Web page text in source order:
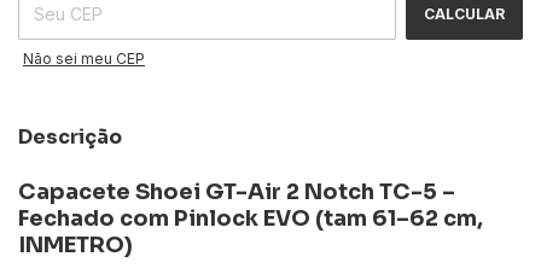
CALCULAR
Não sei meu CEP
Descrição
Capacete Shoei GT-Air 2 Notch TC-5 –
Fechado com Pinlock EVO (tam 61–62 cm,
INMETRO)